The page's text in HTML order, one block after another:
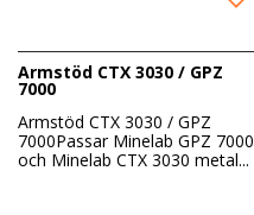
Armstöd CTX 3030 / GPZ
7000
Armstöd CTX 3030 / GPZ
7000Passar Minelab GPZ 7000
och Minelab CTX 3030 metal...